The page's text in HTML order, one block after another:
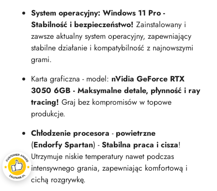
System operacyjny: Windows 11 Pro -
Stabilność i bezpieczeństwo! Zainstalowany i
zawsze aktualny system operacyjny, zapewniający
stabilne działanie i kompatybilność z najnowszymi
grami.
Karta graficzna - model: nVidia GeForce RTX
3050 6GB - Maksymalne detale, płynność i ray
tracing! Graj bez kompromisów w topowe
produkcje.
Chłodzenie procesora - powietrzne
(Endorfy Spartan) -Stabilna praca i cisza!
Utrzymuje niskie temperatury nawet podczas
intensywnego grania, zapewniając komfortową i
cichą rozgrywkę.